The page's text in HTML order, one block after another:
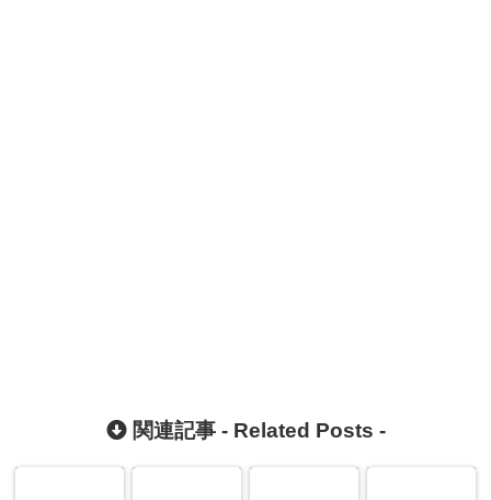
関連記事 - Related Posts -